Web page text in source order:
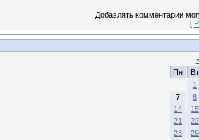
Добавлять комментарии
[
Пн
Вт
1
7
8
14
15
21
22
28
29